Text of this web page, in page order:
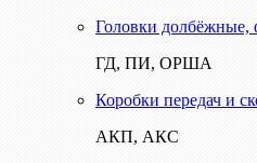
Головки долбёжные,
ГД, ПИ, ОРША
Коробки передач и
АКП, АКС